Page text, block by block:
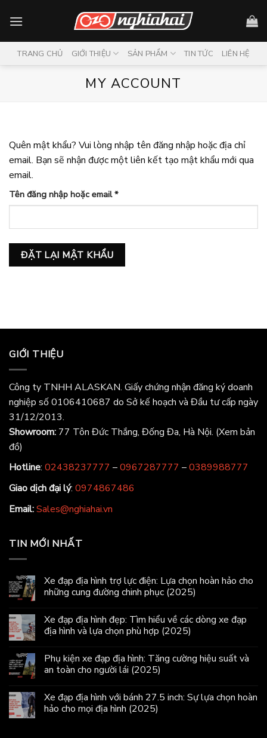
TRANG CHỦ GIỚI THIỆU SẢN PHẨM TIN TỨC LIÊN HỆ
MY ACCOUNT
Quên mật khẩu? Vui lòng nhập tên đăng nhập hoặc địa chỉ
email. Bạn sẽ nhận được một liên kết tạo mật khẩu mới qua
email.
Tên đăng nhập hoặc email*Bắt
buộc
ĐẶT LẠI MẬT KHẨU
GIỚI THIỆU
Công ty TNHH ALASKAN. Giấy chứng nhận đăng ký doanh
nghiệp số 0106410687 do Sở kế hoạch và Đầu tư cấp ngày
31/12/2013.
Showroom: 77 Tôn Đức Thắng, Đống Đa, Hà Nội. (Xem bản
đồ)
Hotline: 02438237777 –0967287777 –0389988777
Giao dịch đại lý: 0974867486
Email:Sales@nghiahai.vn
TIN MỚI NHẤT
Xe đạp địa hình trợ lực điện: Lựa chọn hoàn hảo cho
những cung đường chinh phục (2025)
Xe đạp địa hình đẹp: Tìm hiểu về các dòng xe đạp
địa hình và lựa chọn phù hợp (2025)
Phụ kiện xe đạp địa hình: Tăng cường hiệu suất và
an toàn cho người lái (2025)
Xe đạp địa hình với bánh 27.5 inch: Sự lựa chọn hoàn
hảo cho mọi địa hình (2025)